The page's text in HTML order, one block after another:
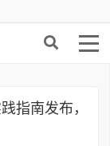
指南发布，